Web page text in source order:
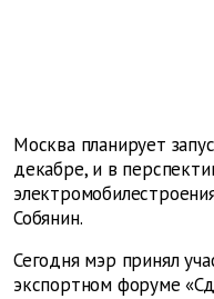
Москва планирует
декабре, и в
Собянин.
Сегодня мэр принял
экспортном форуме